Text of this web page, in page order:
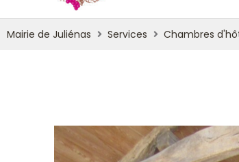
Mairie de Juliénas Services Chambres